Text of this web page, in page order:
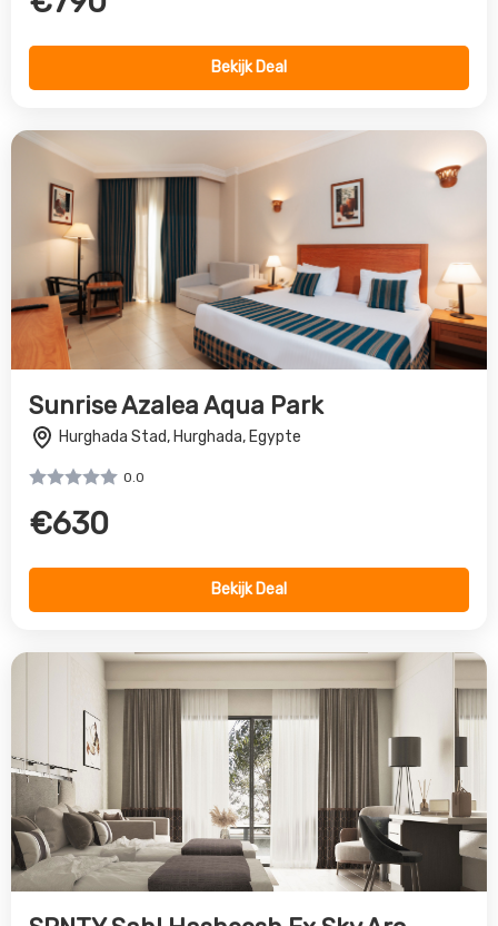
Hurghada Stad, Hurghada, Egypte
€630
Bekijk Deal
SRNTY Sahl Hasheesh Ex Sky Arc
Sahl Hasheesh, Hurghada, Egypte
€831
Bekijk Deal